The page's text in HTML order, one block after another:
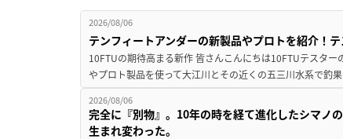
2026/08/06
テンフィートアンダーの新製品やプロトを紹介！
10FTUの期待高まる新作 皆さんこんにちは10FTUテスタ
やプロト製品を使って大江川とその近くの五三川水系で釣
2026/08/06
完全に『別物』。10年の時を経て進化したシマノ
生まれ変わった。